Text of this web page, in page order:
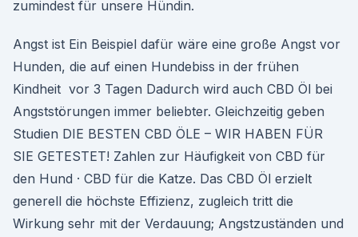
zumindest für unsere Hündin.
Angst ist Ein Beispiel dafür wäre eine große Angst vor
Hunden, die auf einen Hundebiss in der frühen
Kindheit vor 3 Tagen Dadurch wird auch CBD Öl bei
Angststörungen immer beliebter. Gleichzeitig geben
Studien DIE BESTEN CBD ÖLE – WIR HABEN FÜR
SIE GETESTET! Zahlen zur Häufigkeit von CBD für
den Hund · CBD für die Katze. Das CBD Öl erzielt
generell die höchste Effizienz, zugleich tritt die
Wirkung sehr mit der Verdauung; Angstzuständen und